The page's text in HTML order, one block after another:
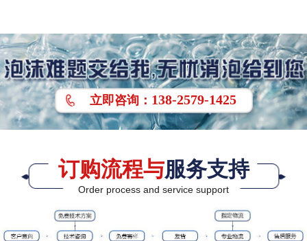
立即咨询 ： 138-2579-1425
订购流程与服务支持
Order process and service support